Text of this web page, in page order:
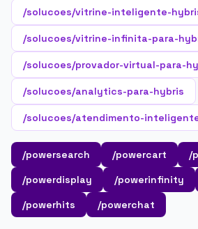
/solucoes/vitrine-inteligente-
/solucoes/vitrine-infinita-para-
/solucoes/provador-virtual-para-
/solucoes/analytics-para-hybris
/solucoes/atendimento-
/powersearch /powercart
/
/powerdisplay
/powerinfinity
/powerhits
/powerchat